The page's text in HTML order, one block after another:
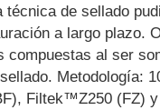
de sellado
a largo plazo.
compuestas al ser
Metodología:
Filtek™Z250 (FZ)